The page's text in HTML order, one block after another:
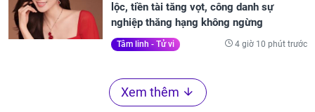
lộc, tiền tài tăng vọt, công danh sự
nghiệp thăng hạng không ngừng
Tâm linh - Tử vi 4 giờ 10 phút trước
Xem thêm